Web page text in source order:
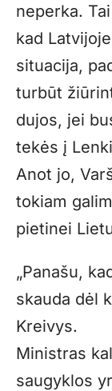
neperka.
kad
situacija,
turbūt
dujos, jei
tekės į
Anot jo,
tokiam
pietinei
„Panašu,
skauda dėl
Kreivys.
Ministras
saugyklos